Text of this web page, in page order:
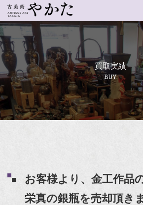
買取実績
BUY
お客様より、金工作品
栄真の銀瓶を売却頂き